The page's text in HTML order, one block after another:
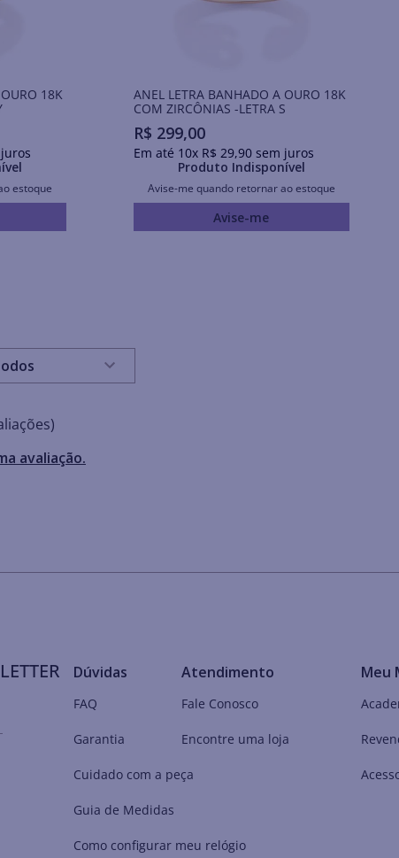
18K
estoque
ANEL LETRA BANHADO A OURO 18K
COM ZIRCÔNIAS -LETRA S
R$ 299,00
Em até 10x R$ 29,90sem juros
Produto Indisponível
Avise-me quando retornar ao estoque
Avise-me
avaliação.
Dúvidas
FAQ
Garantia
Cuidado com a peça
Guia de Medidas
Como configurar meu relógio
Atendimento
Fale Conosco
Encontre uma loja
Meu